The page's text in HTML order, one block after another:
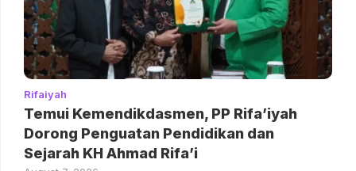
Rifaiyah
Temui Kemendikdasmen, PP Rifa’iyah
Dorong Penguatan Pendidikan dan
Sejarah KH Ahmad Rifa’i